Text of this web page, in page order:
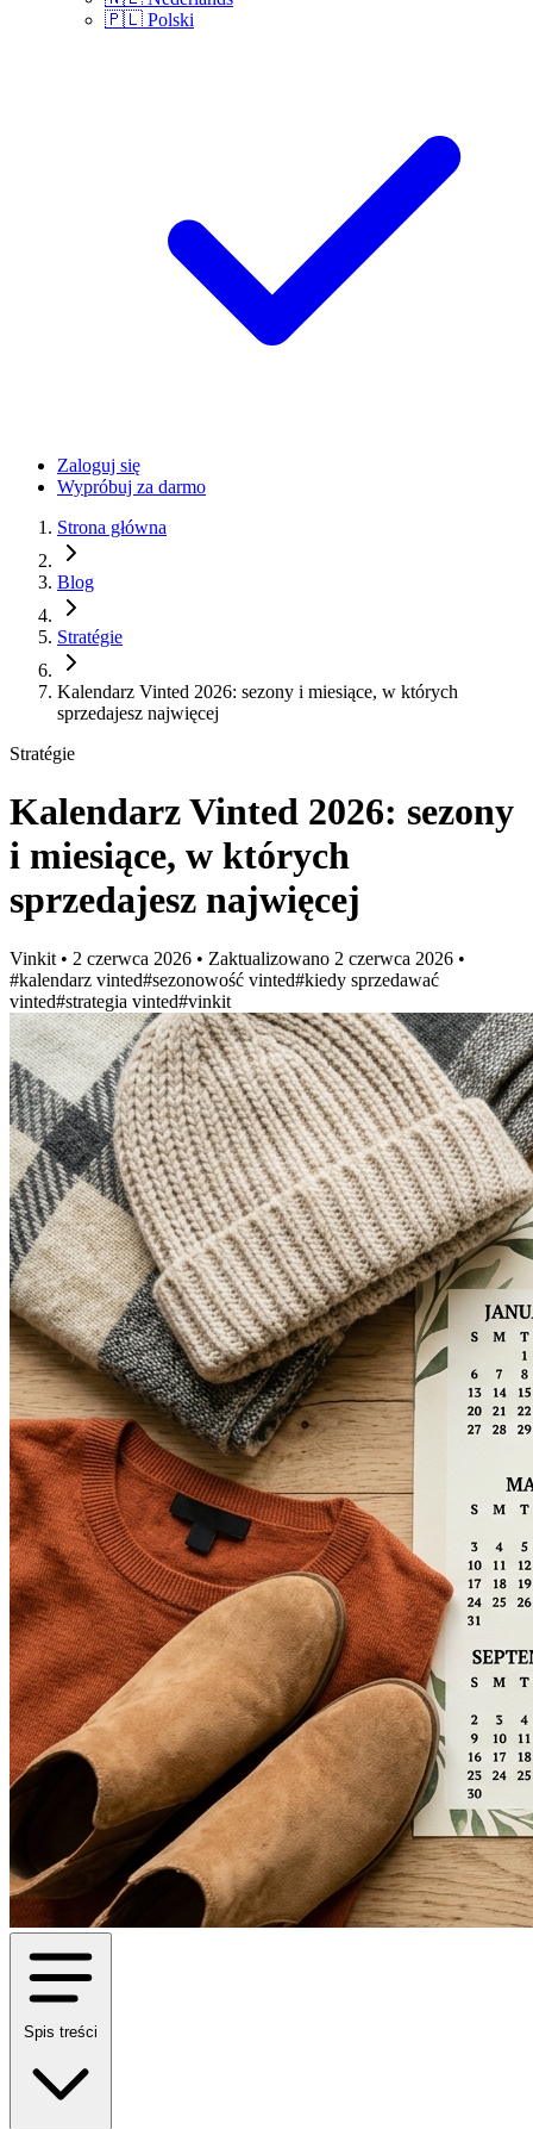
🇵🇱 Polski
Zaloguj się
Wypróbuj za darmo
Strona główna
Blog
Stratégie
Kalendarz Vinted 2026: sezony i miesiące, w których
sprzedajesz najwięcej
Stratégie
Kalendarz Vinted 2026: sezony
i miesiące, w których
sprzedajesz najwięcej
Vinkit • 2 czerwca 2026 • Zaktualizowano 2 czerwca 2026 •
#kalendarz vinted#sezonowość vinted#kiedy sprzedawać
vinted#strategia vinted#vinkit
Spis treści